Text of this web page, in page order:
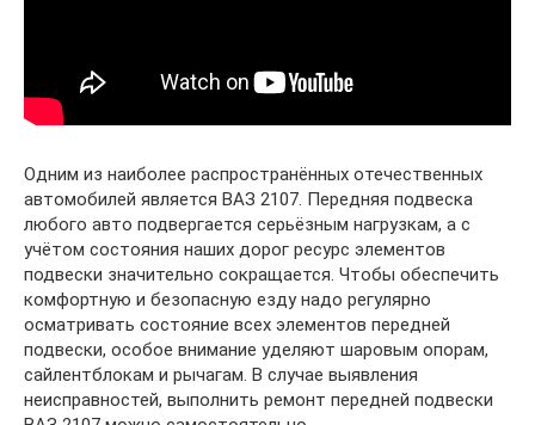
Одним из наиболее распространённых отечественных
автомобилей является ВАЗ 2107. Передняя подвеска
любого авто подвергается серьёзным нагрузкам, а с
учётом состояния наших дорог ресурс элементов
подвески значительно сокращается. Чтобы обеспечить
комфортную и безопасную езду надо регулярно
осматривать состояние всех элементов передней
подвески, особое внимание уделяют шаровым опорам,
сайлентблокам и рычагам. В случае выявления
неисправностей, выполнить ремонт передней подвески